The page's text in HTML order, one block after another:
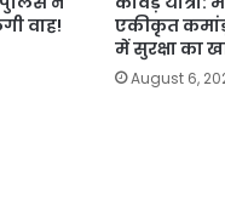
वाह!
एकीकृत
में सुरक्षा का
August 6,